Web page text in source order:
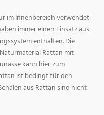
im Innenbereich verwendet
immer einen Einsatz aus
enthalten. Die
Rattan mit
kann hier zum
ist bedingt für den
aus Rattan sind nicht